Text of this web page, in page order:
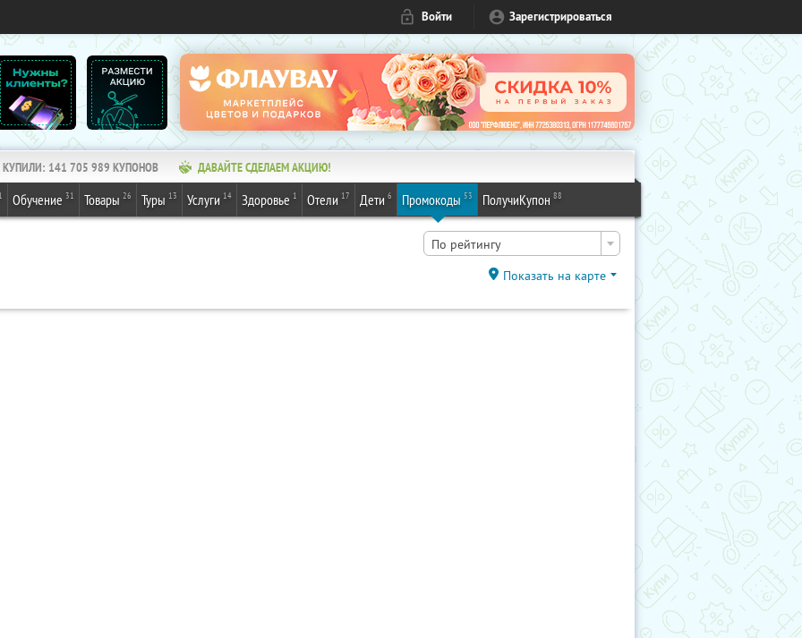
Войти Зарегистрироваться
КУПИЛИ: 141 705 989 КУПОНОВ ДАВАЙТЕ СДЕЛАЕМ АКЦИЮ!
1 Обучение 31 Товары 26 Туры 13 Услуги 14 Здоровье 1 Отели 17 Дети 6 Промокоды 53 ПолучиКупон 88
По рейтингу
Показать на карте